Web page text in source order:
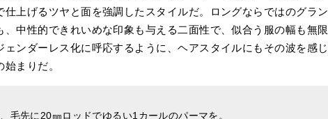
仕上げるツヤと面を強調したスタイルだ。ロングならではのグラン
、中性的できれいめな印象も与える二面性で、似合う服の幅も無限
ェンダーレス化に呼応するように、ヘアスタイルにもその波を感じ
まりだ。
毛先に20㎜ロッドでゆるい1カールのパーマを。